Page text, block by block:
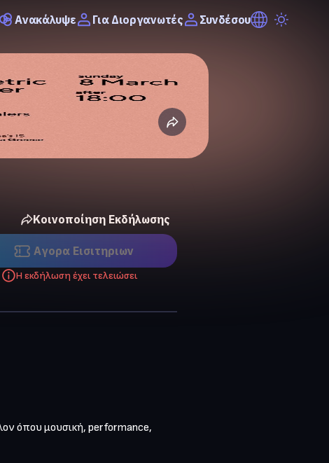
Ανακάλυψε Για Διοργανωτές Συνδέσου
Κοινοποίηση Εκδήλωσης
Αγορα Eισιτηριων
Η εκδήλωση έχει τελειώσει
όπου μουσική, performance,